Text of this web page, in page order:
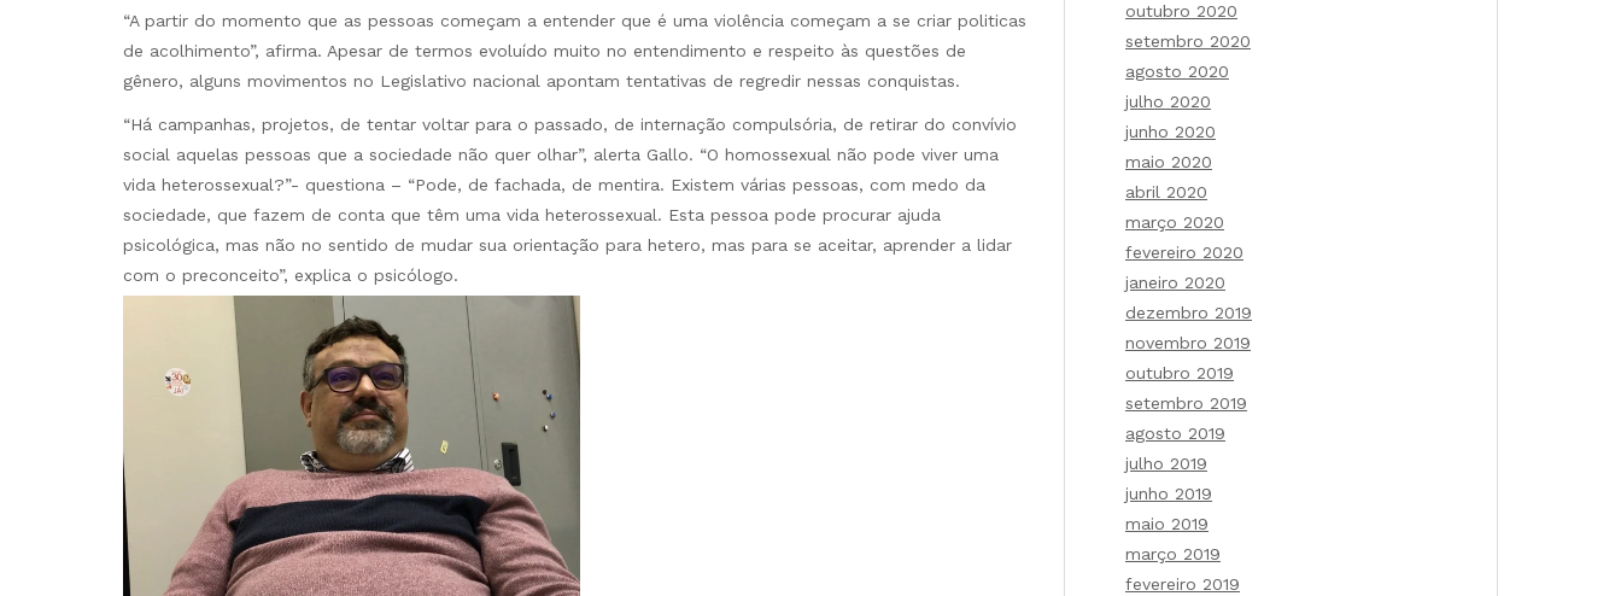
“A partir do momento que as pessoas começam a entender que é uma violência começam a se criar politicas
de acolhimento”, afirma. Apesar de termos evoluído muito no entendimento e respeito às questões de
gênero, alguns movimentos no Legislativo nacional apontam tentativas de regredir nessas conquistas.
“Há campanhas, projetos, de tentar voltar para o passado, de internação compulsória, de retirar do convívio
social aquelas pessoas que a sociedade não quer olhar”, alerta Gallo. “O homossexual não pode viver uma
vida heterossexual?”- questiona – “Pode, de fachada, de mentira. Existem várias pessoas, com medo da
sociedade, que fazem de conta que têm uma vida heterossexual. Esta pessoa pode procurar ajuda
psicológica, mas não no sentido de mudar sua orientação para hetero, mas para se aceitar, aprender a lidar
com o preconceito”, explica o psicólogo.
outubro 2020
setembro 2020
agosto 2020
julho 2020
junho 2020
maio 2020
abril 2020
março 2020
fevereiro 2020
janeiro 2020
dezembro 2019
novembro 2019
outubro 2019
setembro 2019
agosto 2019
julho 2019
junho 2019
maio 2019
março 2019
fevereiro 2019